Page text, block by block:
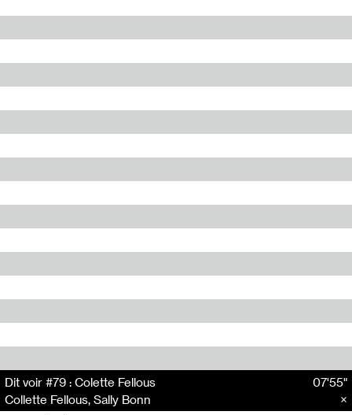
Dit voir #79 : Colette Fellous
Collette Fellous, Sally Bonn
07'55"